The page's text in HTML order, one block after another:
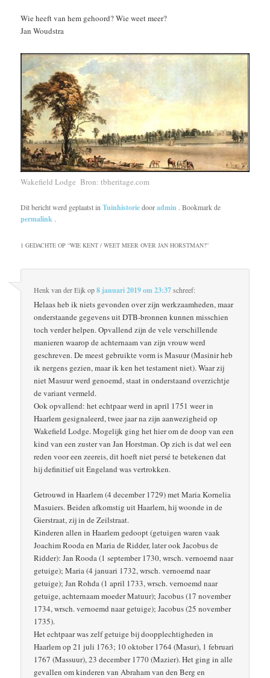
Wie heeft van hem gehoord? Wie weet meer?
Jan Woudstra
Wakefield Lodge Bron: tbheritage.com
Dit bericht werd geplaatst inTuinhistoriedooradmin . Bookmark de
permalink .
1 GEDACHTE OP “WIE KENT / WEET MEER OVER JAN HORSTMAN?”
Henk van der Eijkop8 januari 2019 om 23:37schreef:
Helaas heb ik niets gevonden over zijn werkzaamheden, maar
onderstaande gegevens uit DTB-bronnen kunnen misschien
toch verder helpen. Opvallend zijn de vele verschillende
manieren waarop de achternaam van zijn vrouw werd
geschreven. De meest gebruikte vorm is Masuur (Masinir heb
ik nergens gezien, maar ik ken het testament niet). Waar zij
niet Masuur werd genoemd, staat in onderstaand overzichtje
de variant vermeld.
Ook opvallend: het echtpaar werd in april 1751 weer in
Haarlem gesignaleerd, twee jaar na zijn aanwezigheid op
Wakefield Lodge. Mogelijk ging het hier om de doop van een
kind van een zuster van Jan Horstman. Op zich is dat wel een
reden voor een zeereis, dit hoeft niet persé te betekenen dat
hij definitief uit Engeland was vertrokken.
Getrouwd in Haarlem (4 december 1729) met Maria Kornelia
Masuiers. Beiden afkomstig uit Haarlem, hij woonde in de
Gierstraat, zij in de Zeilstraat.
Kinderen allen in Haarlem gedoopt (getuigen waren vaak
Joachim Rooda en Maria de Ridder, later ook Jacobus de
Ridder): Jan Rooda (1 september 1730, wrsch. vernoemd naar
getuige); Maria (4 januari 1732, wrsch. vernoemd naar
getuige); Jan Rohda (1 april 1733, wrsch. vernoemd naar
getuige, achternaam moeder Matuur); Jacobus (17 november
1734, wrsch. vernoemd naar getuige); Jacobus (25 november
1735).
Het echtpaar was zelf getuige bij doopplechtigheden in
Haarlem op 21 juli 1763; 10 oktober 1764 (Masur), 1 februari
1767 (Massuur), 23 december 1770 (Mazier). Het ging in alle
gevallen om kinderen van Abraham van den Berg en